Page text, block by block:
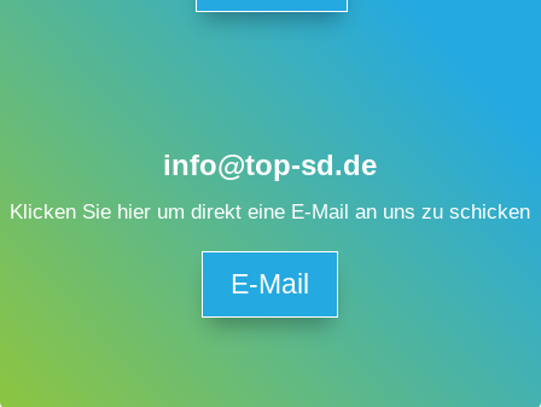
info@top-sd.de
Klicken Sie hier um direkt eine E-Mail an uns zu schicken
E-Mail